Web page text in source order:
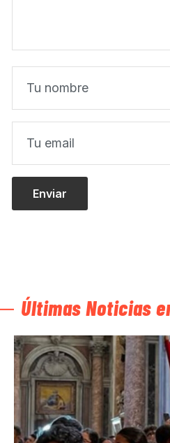
Últimas Noticias